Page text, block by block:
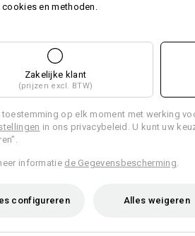
aan de achterkant
draagklimaat. De netachtige
lucht naar binnen - perfecte
en methoden.
Zakelijke klant
(prijzen excl. BTW)
toestemming op elk moment met werking
in ons privacybeleid. U kunt uw
informatie de Gegevensbescherming
configureren Alles weigeren